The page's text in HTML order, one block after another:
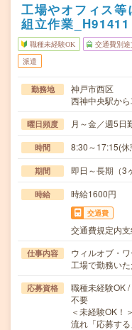
工場やオフィス
組立作業_H91411
職種未経験OK 交通費別途
派遣
勤務地
神戸市西区
西神中央駅か
曜日頻度 月～金／週5日
時間 8:30～17:15(休
期間 即日～長期（3
時給 時給1600円
交通費
交通費規定内
仕事内容
ウィルオブ・
工場で勤務い
応募資格
職種未経験OK
不要
＜未経験OK！
流れ「応募す